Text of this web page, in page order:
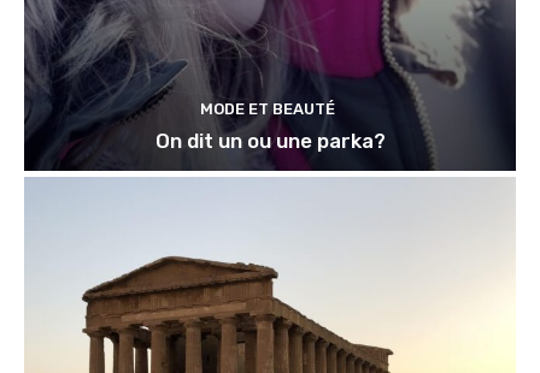
MODE ET BEAUTÉ
On dit un ou une parka?